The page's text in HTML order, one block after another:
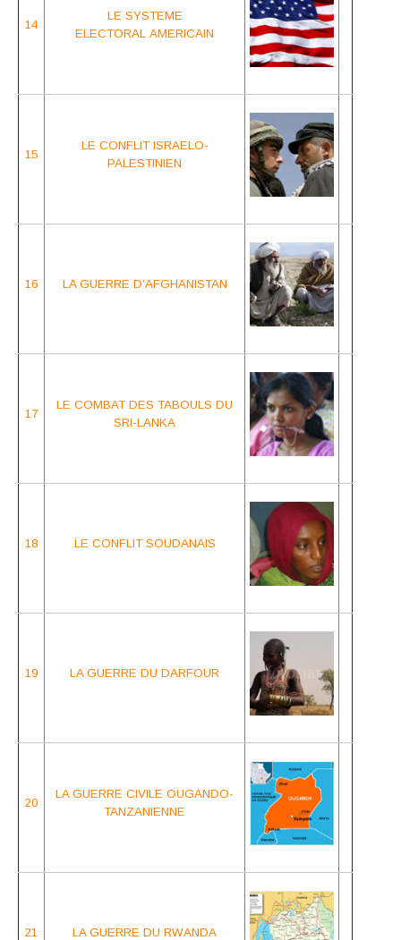
14
LE SYSTEME
ELECTORAL AMERICAIN
15
LE CONFLIT ISRAELO-
PALESTINIEN
16 LA GUERRE D’AFGHANISTAN
17
LE COMBAT DES TABOULS DU
SRI-LANKA
18 LE CONFLIT SOUDANAIS
19 LA GUERRE DU DARFOUR
20
LA GUERRE CIVILE OUGANDO-
TANZANIENNE
21 LA GUERRE DU RWANDA